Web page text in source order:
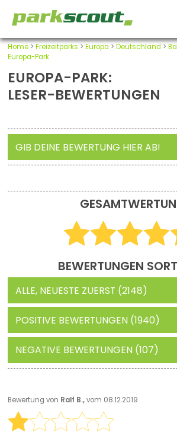
Home> Freizeitparks > Europa > Deutschland >
Europa-Park
EUROPA-PARK:
LESER-BEWERTUNGEN
GIB DEINE BEWERTUNG HIER AB!
BEWERTUNGEN
ALLE, NEUESTE ZUERST (2148)
POSITIVE BEWERTUNGEN (1940)
NEGATIVE BEWERTUNGEN (107)
Bewertung von Ralf B.,vom 08.12.2019